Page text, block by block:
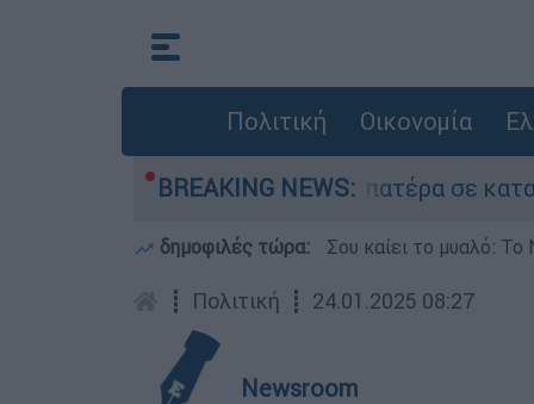
Πολιτική Οικονομία
BREAKING NEWS:
που είχε τον νεκρό του πατέρα σε
δημοφιλές τώρα: Σου καίει το μυαλό:
┋ Πολιτική ┋ 24.01.2025 08:27
Newsroom